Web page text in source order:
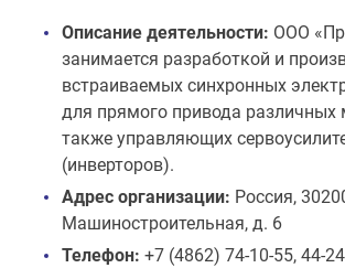
Описание деятельности: ООО
занимается разработкой и
встраиваемых синхронных
для прямого привода различных
также управляющих
(инверторов).
Адрес организации: Россия,
Машиностроительная, д. 6
Телефон: +7 (4862) 74-10-55, 44-